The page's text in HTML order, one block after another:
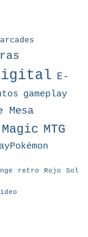
arcades
E-
gameplay
Mesa
Magic MTG
retro Rojo Sol